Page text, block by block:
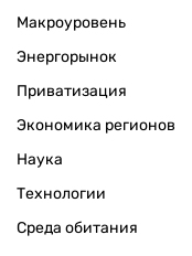
Макроуровень
Энергорынок
Приватизация
Экономика регионов
Наука
Технологии
Среда обитания